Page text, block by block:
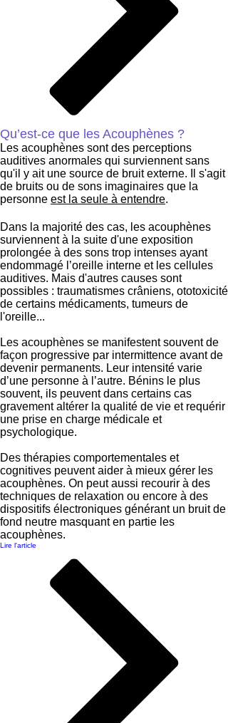
Qu’est-ce que les Acouphènes ?
Les acouphènes sont des perceptions
auditives anormales qui surviennent sans
qu'il y ait une source de bruit externe. Il s'agit
de bruits ou de sons imaginaires que la
personne est la seule à entendre.
Dans la majorité des cas, les acouphènes
surviennent à la suite d'une exposition
prolongée à des sons trop intenses ayant
endommagé l’oreille interne et les cellules
auditives. Mais d'autres causes sont
possibles : traumatismes crâniens, ototoxicité
de certains médicaments, tumeurs de
l'oreille...
Les acouphènes se manifestent souvent de
façon progressive par intermittence avant de
devenir permanents. Leur intensité varie
d’une personne à l’autre. Bénins le plus
souvent, ils peuvent dans certains cas
gravement altérer la qualité de vie et requérir
une prise en charge médicale et
psychologique.
Des thérapies comportementales et
cognitives peuvent aider à mieux gérer les
acouphènes. On peut aussi recourir à des
techniques de relaxation ou encore à des
dispositifs électroniques générant un bruit de
fond neutre masquant en partie les
acouphènes.
Lire l'article